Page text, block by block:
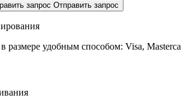
запрос Отправить запрос
размере удобным способом: Visa,